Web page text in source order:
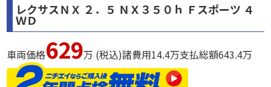
レクサスＮＸ ２．５ ＮＸ３５０ｈ Ｆスポーツ ４
ＷＤ
車両価格629万 (税込)諸費用14.4万支払総額643.4万